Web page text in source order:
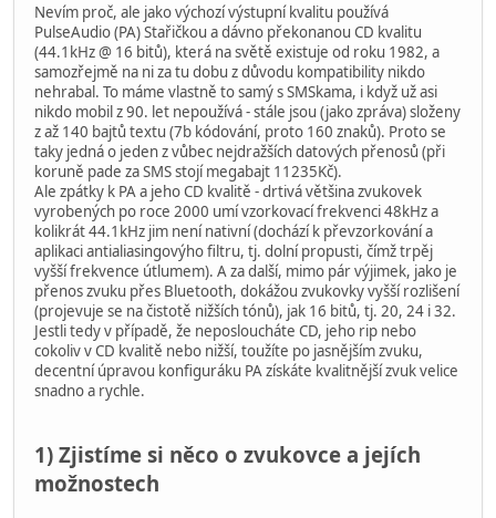
Nevím proč, ale jako výchozí výstupní kvalitu používá
PulseAudio (PA) Stařičkou a dávno překonanou CD kvalitu
(44.1kHz @ 16 bitů), která na světě existuje od roku 1982, a
samozřejmě na ni za tu dobu z důvodu kompatibility nikdo
nehrabal. To máme vlastně to samý s SMSkama, i když už asi
nikdo mobil z 90. let nepoužívá - stále jsou (jako zpráva) složeny
z až 140 bajtů textu (7b kódování, proto 160 znaků). Proto se
taky jedná o jeden z vůbec nejdražších datových přenosů (při
koruně pade za SMS stojí megabajt 11235Kč).
Ale zpátky k PA a jeho CD kvalitě - drtivá většina zvukovek
vyrobených po roce 2000 umí vzorkovací frekvenci 48kHz a
kolikrát 44.1kHz jim není nativní (dochází k převzorkování a
aplikaci antialiasingovýho filtru, tj. dolní propusti, čímž trpěj
vyšší frekvence útlumem). A za další, mimo pár výjimek, jako je
přenos zvuku přes Bluetooth, dokážou zvukovky vyšší rozlišení
(projevuje se na čistotě nižších tónů), jak 16 bitů, tj. 20, 24 i 32.
Jestli tedy v případě, že neposloucháte CD, jeho rip nebo
cokoliv v CD kvalitě nebo nižší, toužíte po jasnějším zvuku,
decentní úpravou konfiguráku PA získáte kvalitnější zvuk velice
snadno a rychle.
1) Zjistíme si něco o zvukovce a jejích
možnostech